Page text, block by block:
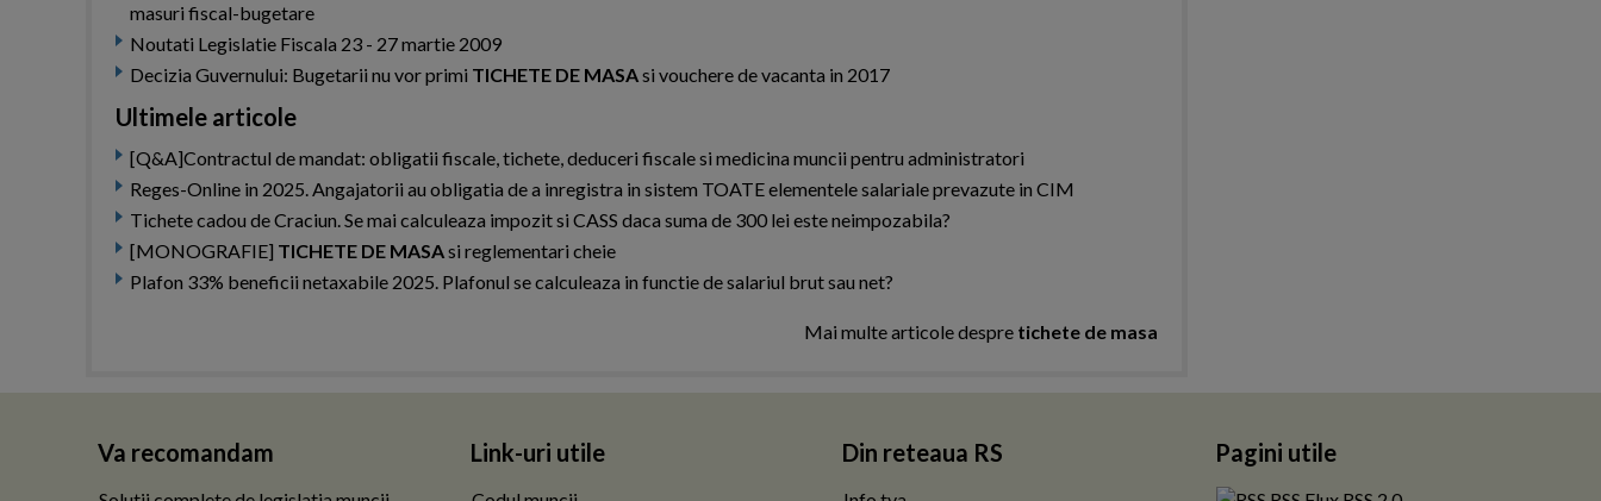
masuri fiscal-bugetare
Noutati Legislatie Fiscala 23 - 27 martie 2009
Decizia Guvernului: Bugetarii nu vor primi TICHETE DE MASAsi vouchere de vacanta in 2017
Ultimele articole
[Q&A]Contractul de mandat: obligatii fiscale, tichete, deduceri fiscale si medicina muncii pentru administratori
Reges-Online in 2025. Angajatorii au obligatia de a inregistra in sistem TOATE elementele salariale prevazute in CIM
Tichete cadou de Craciun. Se mai calculeaza impozit si CASS daca suma de 300 lei este neimpozabila?
[MONOGRAFIE] TICHETE DE MASAsi reglementari cheie
Plafon 33% beneficii netaxabile 2025. Plafonul se calculeaza in functie de salariul brut sau net?
Mai multe articole despre tichete de masa
Va recomandam Link-uri utile Din reteaua RS Pagini utile